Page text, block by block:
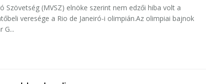
Szövetség (MVSZ) elnöke szerint nem edzői hiba volt a
veresége a Rio de Janeiró-i olimpián.Az olimpiai bajnok
G...